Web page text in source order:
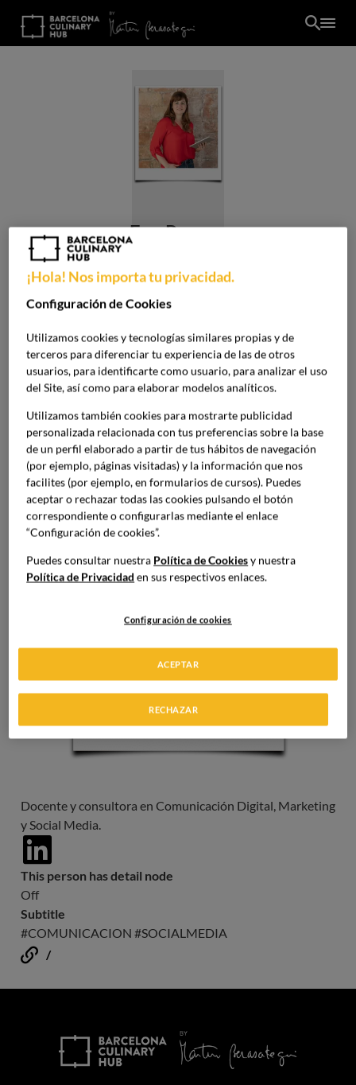
contenido
ES
Eva Romeu
#COMUNICACION #SOCIALMEDIA
MÁSTER EN GESTIÓN ALTA PASTELERÍA
PROFESIONAL
MÁSTER EN DIRECCIÓN EN ALTA
Eva Romeu
Imagen
Docente y consultora en Comunicación Digital, Marketing
y Social Media.
This person has detail node
Off
Subtitle
#COMUNICACION #SOCIALMEDIA
/
¡Hola! Nos importa tu privacidad.
Configuración de Cookies
Utilizamos cookies y tecnologías similares propias y de
terceros para diferenciar tu experiencia de las de otros
usuarios, para identificarte como usuario, para analizar el uso
del Site, así como para elaborar modelos analíticos.
Utilizamos también cookies para mostrarte publicidad
personalizada relacionada con tus preferencias sobre la base
de un perfil elaborado a partir de tus hábitos de navegación
(por ejemplo, páginas visitadas) y la información que nos
facilites (por ejemplo, en formularios de cursos). Puedes
aceptar o rechazar todas las cookies pulsando el botón
correspondiente o configurarlas mediante el enlace
“Configuración de cookies”.
Puedes consultar nuestra Política de Cookiesy nuestra
Política de Privacidad en sus respectivos enlaces.
Configuración de cookies
RECHAZAR
ACEPTAR